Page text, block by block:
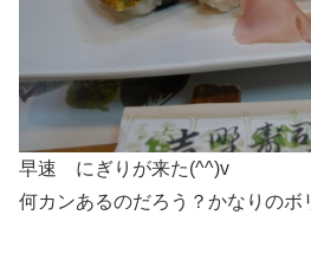
早速 にぎりが来た(^^)v
何カンあるのだろう？かなりのボ